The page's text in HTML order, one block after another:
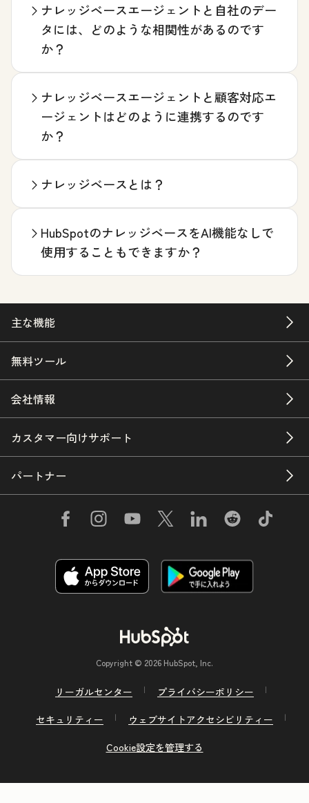
ナレッジベースエージェントと自社のデー
タには、どのような相関性があるのです
か？
ナレッジベースエージェントと顧客対応エ
ージェントはどのように連携するのです
か？
ナレッジベースとは？
HubSpotのナレッジベースをAI機能なしで
使用することもできますか？
主な機能
無料ツール
会社情報
カスタマー向けサポート
パートナー
Copyright © 2026 HubSpot, Inc.
リーガルセンター
プライバシーポリシー
セキュリティー
ウェブサイトアクセシビリティー
Cookie設定を管理する